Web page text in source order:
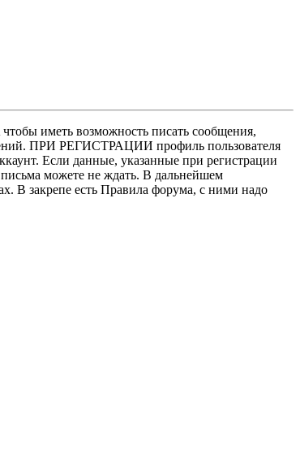
иметь возможность писать сообщения,
ПРИ РЕГИСТРАЦИИ профиль пользователя
Если данные, указанные при регистрации
можете не ждать. В дальнейшем
В закрепе есть Правила форума, с ними надо